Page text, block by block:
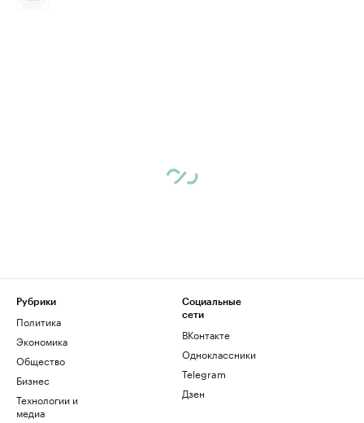
Рубрики
Политика
Экономика
Общество
Бизнес
Технологии и
медиа
Социальные
сети
ВКонтакте
Одноклассники
Telegram
Дзен